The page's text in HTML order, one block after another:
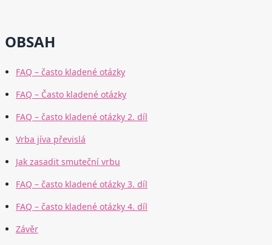
OBSAH
FAQ – často kladené otázky
FAQ – Často kladené otázky
FAQ – často kladené otázky 2. díl
Vrba jíva převislá
Jak zasadit smuteční vrbu
FAQ – často kladené otázky 3. díl
FAQ – často kladené otázky 4. díl
Závěr